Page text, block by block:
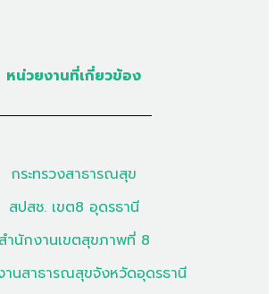
หน่วยงานที่เกี่ยวข้อง
กระทรวงสาธารณสุข
สปสช. เขต8 อุดรธานี
สำนักงานเขตสุขภาพที่ 8
านสาธารณสุขจังหวัดอุดรธานี